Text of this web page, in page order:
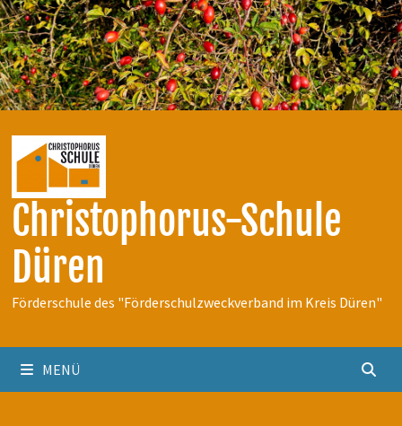
Zum
Inhalt
springen
Christophorus-Schule
Düren
Förderschule des "Förderschulzweckverband im Kreis Düren"
MENÜ